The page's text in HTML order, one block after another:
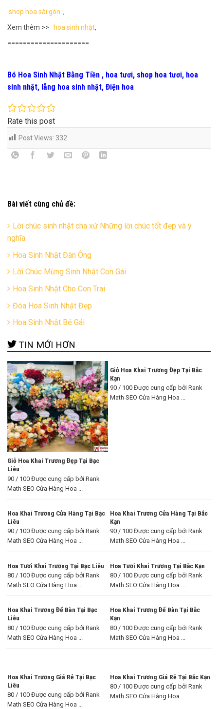
shop hoa sài gòn ,
Xem thêm >>
hoa sinh nhật,
=====================
Bó Hoa Sinh Nhật Bằng Tiền , hoa tươi, shop hoa tươi, hoa
sinh nhật, lẵng hoa sinh nhật, Điện hoa
Rate this post
Post Views: 332
Bài viết cùng chủ đề:
Lời chúc sinh nhật cha xứ Những lời chúc tốt đẹp và ý
nghĩa
Hoa Sinh Nhật Đàn Ông
Lời Chúc Mừng Sinh Nhật Con Gái
Hoa Sinh Nhật Cho Con Trai
Đóa Hoa Sinh Nhật Đẹp
Hoa Sinh Nhật Bé Gái
TIN MỚI HƠN
Giỏ Hoa Khai Trương Đẹp Tại Bạc
Liêu
90 / 100 Được cung cấp bởi Rank
Math SEO Cửa Hàng Hoa ...
Giỏ Hoa Khai Trương Đẹp Tại Bắc
Kạn
90 / 100 Được cung cấp bởi Rank
Math SEO Cửa Hàng Hoa ...
Hoa Khai Trương Cửa Hàng Tại Bạc
Liêu
90 / 100 Được cung cấp bởi Rank
Math SEO Cửa Hàng Hoa ...
Hoa Khai Trương Cửa Hàng Tại Bắc
Kạn
90 / 100 Được cung cấp bởi Rank
Math SEO Cửa Hàng Hoa ...
Hoa Tươi Khai Trương Tại Bạc Liêu
80 / 100 Được cung cấp bởi Rank
Math SEO Cửa Hàng Hoa ...
Hoa Tươi Khai Trương Tại Bắc Kạn
80 / 100 Được cung cấp bởi Rank
Math SEO Cửa Hàng Hoa ...
Hoa Khai Trương Để Bàn Tại Bạc
Liêu
80 / 100 Được cung cấp bởi Rank
Math SEO Cửa Hàng Hoa ...
Hoa Khai Trương Để Bàn Tại Bắc
Kạn
80 / 100 Được cung cấp bởi Rank
Math SEO Cửa Hàng Hoa ...
Hoa Khai Trương Giá Rẻ Tại Bạc
Liêu
80 / 100 Được cung cấp bởi Rank
Math SEO Cửa Hàng Hoa ...
Hoa Khai Trương Giá Rẻ Tại Bắc Kạn
80 / 100 Được cung cấp bởi Rank
Math SEO Cửa Hàng Hoa ...